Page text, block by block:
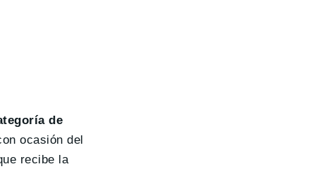
de
ocasión del
recibe la